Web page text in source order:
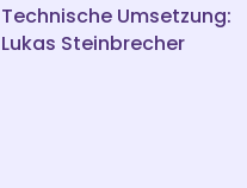
Technische Umsetzung:
Lukas Steinbrecher